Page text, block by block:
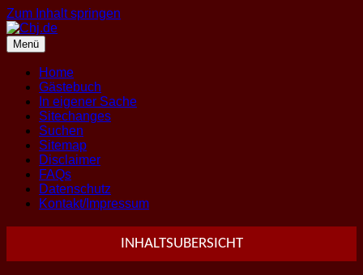
Zum Inhalt springen
Menü
Home
Gästebuch
In eigener Sache
Sitechanges
Suchen
Sitemap
Disclaimer
FAQs
Datenschutz
Kontakt/Impressum
INHALTSUBERSICHT